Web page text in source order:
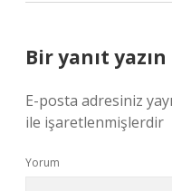
Bir yanıt yazın
E-posta adresiniz
ile işaretlenmişlerdir
Yorum